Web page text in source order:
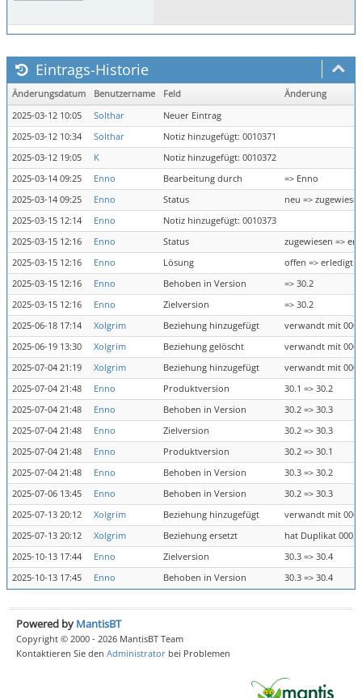
Eintrags-Historie
Änderungsdatum Benutzername Feld
Änderung
2025-03-12 10:05
Solthar
Neuer Eintrag
2025-03-12 10:34
Solthar
Notiz hinzugefügt: 0010371
2025-03-12 19:05
K
Notiz hinzugefügt: 0010372
2025-03-14 09:25
Enno Bearbeitung durch
=> Enno
2025-03-14 09:25
Enno Status
neu =>
2025-03-15 12:14
Enno
Notiz hinzugefügt: 0010373
2025-03-15 12:16
Enno Status
zugewiesen =>
2025-03-15 12:16
Enno Lösung
offen => erledigt
2025-03-15 12:16
Enno Behoben in Version
=> 30.2
2025-03-15 12:16
Enno Zielversion
=> 30.2
2025-06-18 17:14
Xolgrim Beziehung hinzugefügt
verwandt mit
2025-06-19 13:30
Xolgrim Beziehung gelöscht
verwandt mit
2025-07-04 21:19
Xolgrim Beziehung hinzugefügt
verwandt mit
2025-07-04 21:48
Enno Produktversion
30.1 => 30.2
2025-07-04 21:48
Enno Behoben in Version
30.2 => 30.3
2025-07-04 21:48
Enno Zielversion
30.2 => 30.3
2025-07-04 21:48
Enno Produktversion
30.2 => 30.1
2025-07-04 21:48
Enno Behoben in Version
30.3 => 30.2
2025-07-06 13:45
Enno Behoben in Version
30.2 => 30.3
2025-07-13 20:12
Xolgrim Beziehung hinzugefügt
verwandt mit
2025-07-13 20:12
Xolgrim Beziehung ersetzt
hat Duplikat
2025-10-13 17:44
Enno Zielversion
30.3 => 30.4
2025-10-13 17:45
Enno Behoben in Version 30.3 => 30.4
Powered by MantisBT
Copyright © 2000 - 2026 MantisBT Team
Kontaktieren Sie den Administrator bei Problemen